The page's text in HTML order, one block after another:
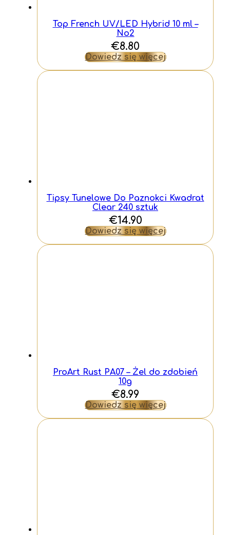
Top French UV/LED Hybrid 10 ml –
No2
€8.80
Dowiedz się więcej
Tipsy Tunelowe Do Paznokci Kwadrat
Clear 240 sztuk
€14.90
Dowiedz się więcej
ProArt Rust PA07 – Żel do zdobień
10g
€8.99
Dowiedz się więcej